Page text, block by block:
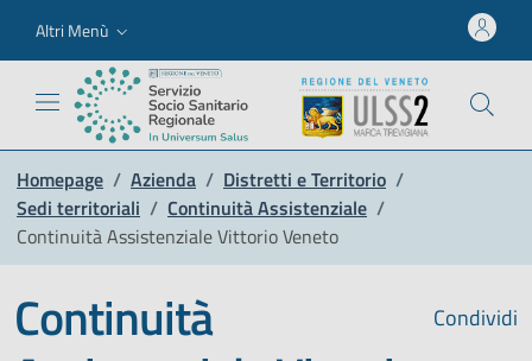
Altri Menù
Homepage / Azienda / Distretti e Territorio /
Sedi territoriali / Continuità Assistenziale /
Continuità Assistenziale Vittorio Veneto
Condividi
Continuità